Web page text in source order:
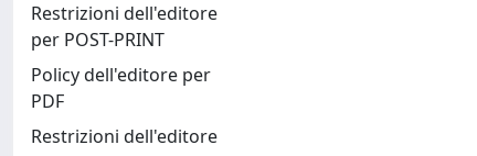
Restrizioni dell'editore
per POST-PRINT
Policy dell'editore per
PDF
Restrizioni dell'editore